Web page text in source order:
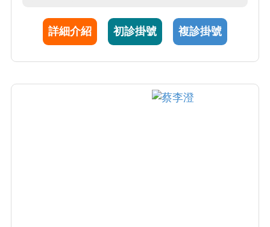
、指甲/毛髮疾患、感染疾患 (帶狀皰疹、疥
瘡、黴菌感染)、皮膚腫瘤、美容醫學等。
詳細介紹 初診掛號 複診掛號